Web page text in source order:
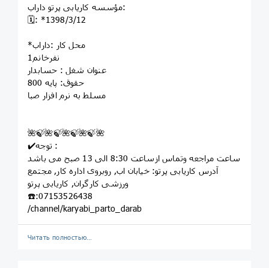
مؤسسه کاريابى پرتو داراب:
🗓: *1398/3/12
*محل کار :داراب
1نفرخانم
عنوان شغل : حسابدار
حقوق: پایه 800
مسلط به نرم افزار صبا
🌺🍃🌺🍃🌺🍃🌺🍃🌺
✔️توجه :
ساعت مراجعه وتماس ازساعت 8:30 الی 13 صبح می باشد
آدرس کاریابی پرتو: خيابان اب, روبروى اداره کار, مجتمع
ورزشى کارگران, کاريابى پرتو
☎️:07153526438
/channel/karyabi_parto_darab
Читать полностью…